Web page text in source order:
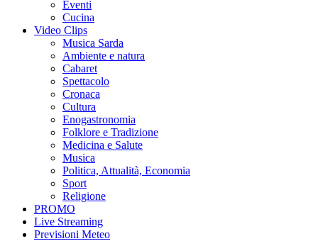
Eventi
Cucina
Video Clips
Musica Sarda
Ambiente e natura
Cabaret
Spettacolo
Cronaca
Cultura
Enogastronomia
Folklore e Tradizione
Medicina e Salute
Musica
Politica, Attualità, Economia
Sport
Religione
PROMO
Live Streaming
Previsioni Meteo